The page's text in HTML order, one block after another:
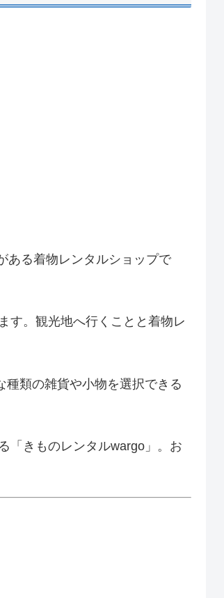
ある着物レンタルショップで
す。観光地へ行くことと着物レ
類の雑貨や小物を選択できる
「きものレンタルwargo」。お